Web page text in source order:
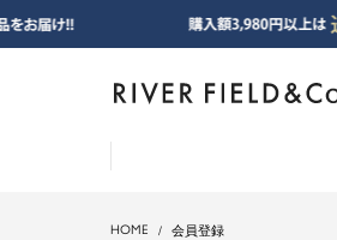
HOME 会員登録